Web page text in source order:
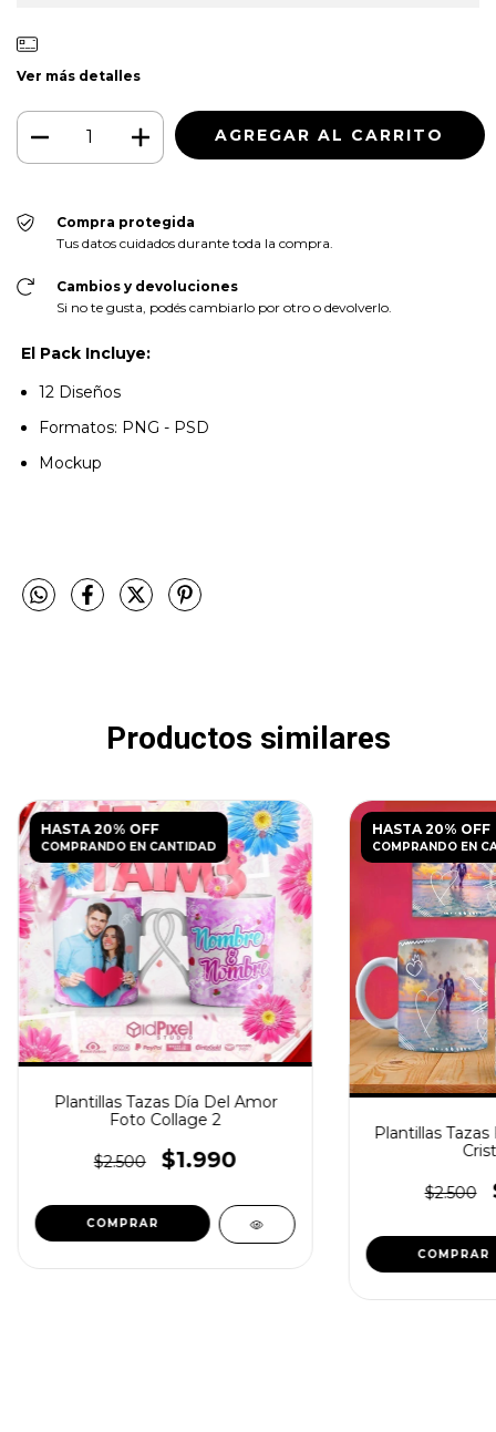
Ver más detalles
Compra protegida
Tus datos cuidados durante toda la compra.
Cambios y devoluciones
Si no te gusta, podés cambiarlo por otro o devolverlo.
El Pack Incluye:
12 Diseños
Formatos: PNG - PSD
Mockup
Productos similares
HASTA 20% OFF
COMPRANDO EN CANTIDAD
Plantillas Tazas Día Del Amor
Foto Collage 2
$2.500 $1.990
HASTA 20% OFF
COMPRANDO EN
Plantillas
$2.500